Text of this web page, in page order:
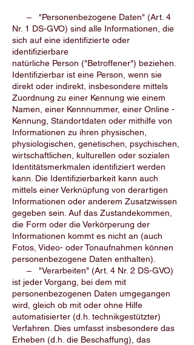
– "Personenbezogene Daten" (Art. 4
Nr. 1 DS-GVO) sind alle Informationen, die
sich auf eine identifizierte oder
identifizierbare
natürliche Person ("Betroffener") beziehen.
Identifizierbar ist eine Person, wenn sie
direkt oder indirekt, insbesondere mittels
Zuordnung zu einer Kennung wie einem
Namen, einer Kennnummer, einer Online -
Kennung, Standortdaten oder mithilfe von
Informationen zu ihren physischen,
physiologischen, genetischen, psychischen,
wirtschaftlichen, kulturellen oder sozialen
Identitätsmerkmalen identifiziert werden
kann. Die Identifizierbarkeit kann auch
mittels einer Verknüpfung von derartigen
Informationen oder anderem Zusatzwissen
gegeben sein. Auf das Zustandekommen,
die Form oder die Verkörperung der
Informationen kommt es nicht an (auch
Fotos, Video- oder Tonaufnahmen können
personenbezogene Daten enthalten).
– "Verarbeiten" (Art. 4 Nr. 2 DS-GVO)
ist jeder Vorgang, bei dem mit
personenbezogenen Daten umgegangen
wird, gleich ob mit oder ohne Hilfe
automatisierter (d.h. technikgestützter)
Verfahren. Dies umfasst insbesondere das
Erheben (d.h. die Beschaffung), das